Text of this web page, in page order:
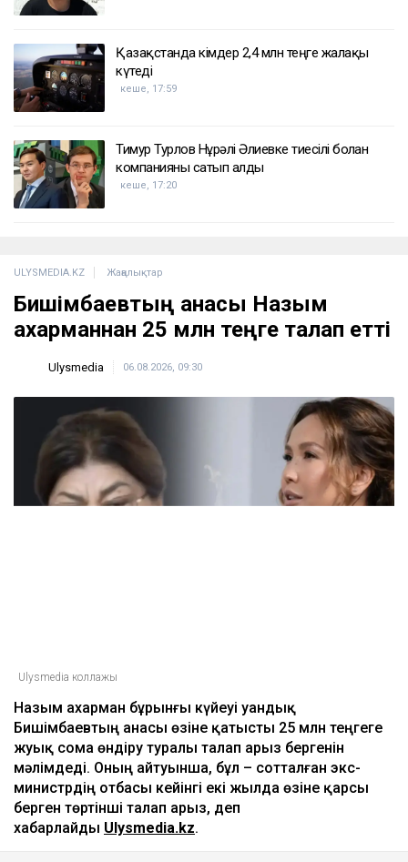
Қазақстанда кімдер 2,4 млн теңге жалақы
күтеді
кеше, 17:59
Тимур Турлов Нұрәлі Әлиевке тиесілі болған
компанияны сатып алды
кеше, 17:20
ULYSMEDIA.KZ Жаңалықтар
Бишімбаевтың анасы Назым
Қахарманнан 25 млн теңге талап етті
Ulysmedia 06.08.2026, 09:30
Ulysmedia коллажы
Назым Қахарман бұрынғы күйеуі Қуандық
Бишімбаевтың анасы өзіне қатысты 25 млн теңгеге
жуық сома өндіру туралы талап арыз бергенін
мәлімдеді. Оның айтуынша, бұл – сотталған экс-
министрдің отбасы кейінгі екі жылда өзіне қарсы
берген төртінші талап арыз, деп
хабарлайды Ulysmedia.kz.